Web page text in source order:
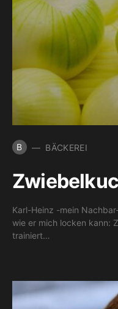
B BÄCKEREI
Karl-Heinz -mein
wie er mich locken kann:
trainiert…